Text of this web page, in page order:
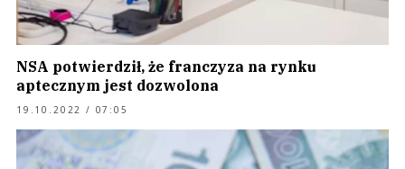
NSA potwierdził, że franczyza na rynku
aptecznym jest dozwolona
19.10.2022 / 07:05